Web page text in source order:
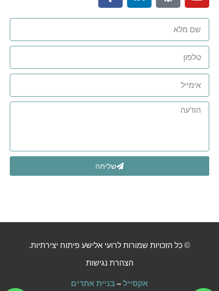
שליחה
© כל הזכויות שמורות לרועי אלישע פיתוח יצירתיות.
הצהרת נגישות
אקסייל – בניית אתרים